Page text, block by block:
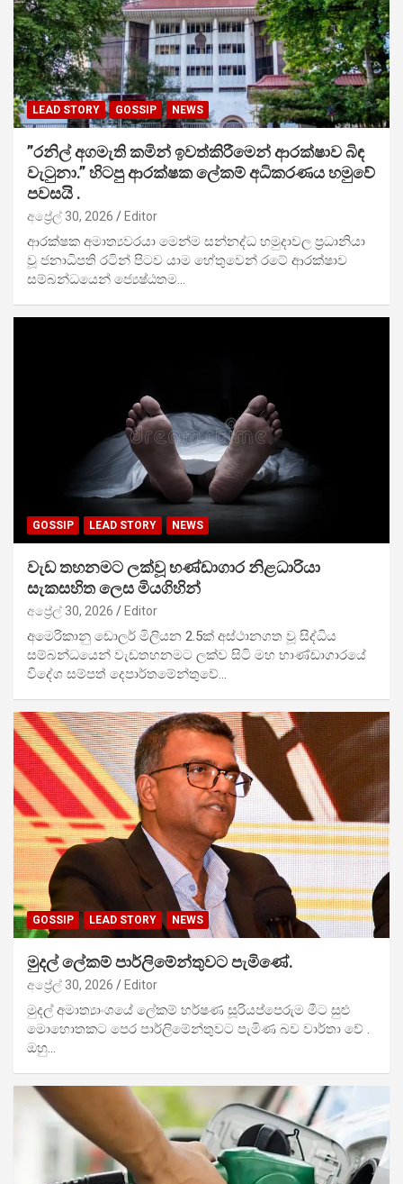
LEAD STORY GOSSIP NEWS
”රනිල් අගමැති කමින් ඉවත්කිරීමෙන් ආරක්ෂාව බිඳ
වැටුනා.” හිටපු ආරක්ෂක ලේකම් අධිකරණය හමුවේ
පවසයි .
අප්‍රේල් 30, 2026 Editor
ආරක්ෂක අමාත්‍යවරයා මෙන්ම සන්නද්ධ හමුදාවල ප්‍රධානියා
වූ ජනාධිපති රටින් පිටව යාම හේතුවෙන් රටේ ආරක්ෂාව
සම්බන්ධයෙන් ජ්‍යෙෂ්ඨතම…
GOSSIP LEAD STORY NEWS
වැඩ තහනමට ලක්වූ භණ්ඩාගාර නිළධාරියා
සැකසහිත ලෙස මියගිහින්
අප්‍රේල් 30, 2026 Editor
අමෙරිකානු ඩොලර් මිලියන 2.5ක් අස්ථානගත වූ සිද්ධිය
සම්බන්ධයෙන් වැඩතහනමට ලක්ව සිටි මහ භාණ්ඩාගාරයේ
විදේශ සම්පත් දෙපාර්තමේන්තුවේ…
GOSSIP LEAD STORY NEWS
මුදල් ලේකම් පාර්ලිමේන්තුවට පැමිණේ.
අප්‍රේල් 30, 2026 Editor
මුදල් අමාත්‍යාංශයේ ලේකම් හර්ෂණ සූරියප්පෙරුම මීට සුළු
මොහොතකට පෙර පාර්ලිමේන්තුවට පැමිණ බව වාර්තා වේ .
ඔහු…